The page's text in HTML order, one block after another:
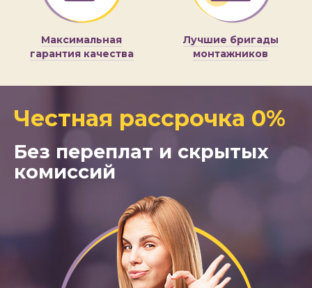
Максимальная
гарантия качества
Лучшие бригады
монтажников
Честная рассрочка 0%
Без переплат и скрытых
комиссий